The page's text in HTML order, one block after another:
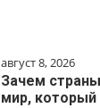
август 8, 2026
Зачем
мир,